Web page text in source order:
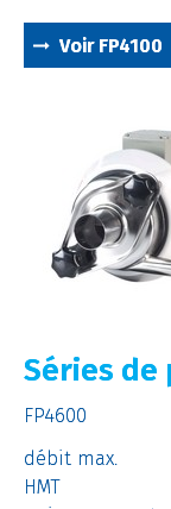
Voir FP4100
Séries de
FP4600
débit max.
HMT